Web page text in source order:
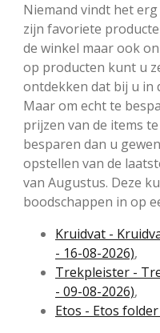
Niemand vindt het
zijn favoriete
de winkel maar ook
op producten kunt u
ontdekken dat bij u in
Maar om echt te
prijzen van de items
besparen dan u
opstellen van de
van Augustus. Deze
boodschappen in op
Kruidvat -
- 16-08-2026),
Trekpleister -
- 09-08-2026),
Etos - Etos